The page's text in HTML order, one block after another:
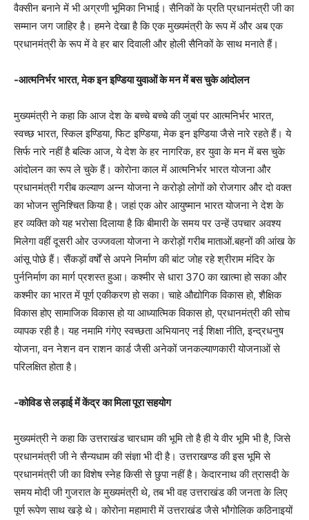
वैक्सीन बनाने में भी अग्रणी भूमिका निभाई। सैनिकों के प्रति प्रधानमंत्री जी का
सम्मान जग जाहिर है। हमने देखा है कि एक मुख्यमंत्री के रूप में और अब एक
प्रधानमंत्री के रूप में वे हर बार दिवाली और होली सैनिकों के साथ मनाते हैं।
-आत्मनिर्भर भारत, मेक इन इण्डिया युवाओं के मन में बस चुके आंदोलन
मुख्यमंत्री ने कहा कि आज देश के बच्चे बच्चे की जुबां पर आत्मनिर्भर भारत,
स्वच्छ भारत, स्किल इण्डिया, फिट इण्डिया, मेक इन इण्डिया जैसे नारे रहते हैं। ये
सिर्फ नारे नहीं है बल्कि आज, ये देश के हर नागरिक, हर युवा के मन में बस चुके
आंदोलन का रूप ले चुके हैं। कोरोना काल में आत्मनिर्भर भारत योजना और
प्रधानमंत्री गरीब कल्याण अन्न योजना ने करोड़ो लोगों को रोजगार और दो वक्त
का भोजन सुनिश्चित किया है। जहां एक ओर आयुष्मान भारत योजना ने देश के
हर व्यक्ति को यह भरोसा दिलाया है कि बीमारी के समय पर उन्हें उपचार अवश्य
मिलेगा वहीं दूसरी ओर उज्जवला योजना ने करोड़ों गरीब माताओं.बहनों की आंख के
आंसू पोछे हैं। सैंकड़ों वर्षों से अपने निर्माण की बांट जोह रहे श्रीराम मंदिर के
पुर्ननिर्माण का मार्ग प्रशस्त हुआ। कश्मीर से धारा 370 का खात्मा हो सका और
कश्मीर का भारत में पूर्ण एकीकरण हो सका। चाहे औद्योगिक विकास हो, शैक्षिक
विकास होए सामाजिक विकास हो या आध्यात्मिक विकास हो, प्रधानमंत्री की सोच
व्यापक रही है। यह नमामि गंगेए स्वच्छता अभियानए नई शिक्षा नीति, इन्द्रधनुष
योजना, वन नेशन वन राशन कार्ड जैसी अनेकों जनकल्याणकारी योजनाओं से
परिलक्षित होता है।
-कोविड से लड़ाई में केंद्र का मिला पूरा सहयोग
मुख्यमंत्री ने कहा कि उत्तराखंड चारधाम की भूमि तो है ही ये वीर भूमि भी है, जिसे
प्रधानमंत्री जी ने सैन्यधाम की संज्ञा भी दी है। उत्तराखण्ड की इस भूमि से
प्रधानमंत्री जी का विशेष स्नेह किसी से छुपा नहीं है। केदारनाथ की त्रासदी के
समय मोदी जी गुजरात के मुख्यमंत्री थे, तब भी वह उत्तराखंड की जनता के लिए
पूर्ण रूपेण साथ खड़े थे। कोरोना महामारी में उत्तराखंड जैसे भौगोलिक कठिनाइयों